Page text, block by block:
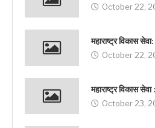
October 22,
महाराष्ट्र विकास
October 22,
महाराष्ट्र विकास
October 23,